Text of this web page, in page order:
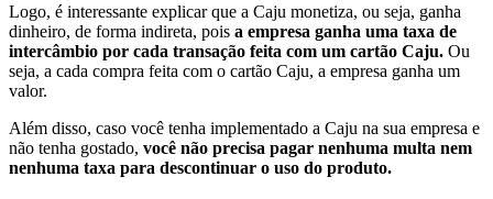
Logo, é interessante explicar que a Caju monetiza, ou seja, ganha
dinheiro, de forma indireta, pois a empresa ganha uma taxa de
intercâmbio por cada transação feita com um cartão Caju. Ou
seja, a cada compra feita com o cartão Caju, a empresa ganha um
valor.
Além disso, caso você tenha implementado a Caju na sua empresa e
não tenha gostado, você não precisa pagar nenhuma multa nem
nenhuma taxa para descontinuar o uso do produto.